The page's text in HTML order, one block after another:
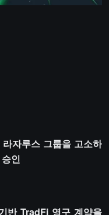
자루스 그룹을 고소하
인
반 TradFi 영구 계약을